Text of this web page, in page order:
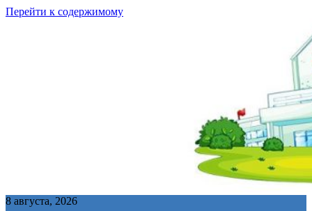
Перейти к содержимому
8 августа, 2026